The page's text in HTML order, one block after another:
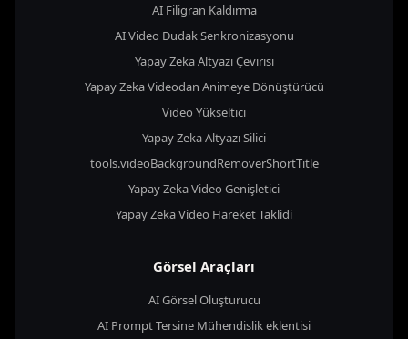
AI Filigran Kaldırma
AI Video Dudak Senkronizasyonu
Yapay Zeka Altyazı Çevirisi
Yapay Zeka Videodan Animeye Dönüştürücü
Video Yükseltici
Yapay Zeka Altyazı Silici
tools.videoBackgroundRemoverShortTitle
Yapay Zeka Video Genişletici
Yapay Zeka Video Hareket Taklidi
Görsel Araçları
AI Görsel Oluşturucu
AI Prompt Tersine Mühendislik eklentisi